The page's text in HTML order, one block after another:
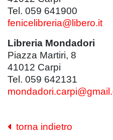
Tel. 059 641900
fenicelibreria@libero.it
Libreria Mondadori
Piazza Martiri, 8
41012 Carpi
Tel. 059 642131
torna indietro